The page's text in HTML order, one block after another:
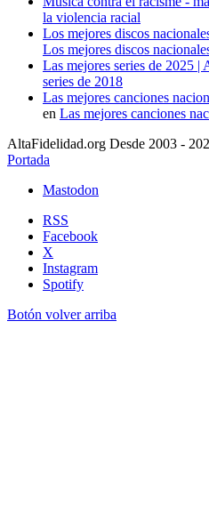
la violencia racial
Los mejores discos
Los mejores discos
Las mejores series de 2025 |
series de 2018
Las mejores canciones
en Las mejores canciones
AltaFidelidad.org Desde 2003 -
Portada
Mastodon
RSS
Facebook
X
Instagram
Spotify
Botón volver arriba